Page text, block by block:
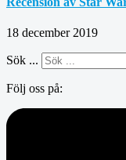
18 december 2019
Sök ...
Följ oss på: